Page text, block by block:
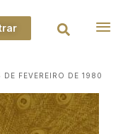
DE FEVEREIRO DE 1980